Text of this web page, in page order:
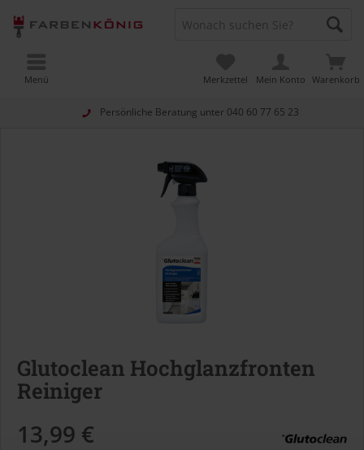
Persönliche Beratung unter 040 60 77 65 23
Warenkorb
Merkzettel Mein Konto
Menü
Glutoclean Hochglanzfronten
Reiniger
13,99 €